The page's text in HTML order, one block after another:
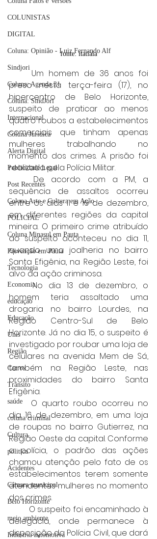
COLUNISTAS
DIGITAL
Coluna: Opinião - Luiz Fernando Alf
Sindjori
Coluna: Agenda 21
Coluna: SindJori
Internacional
Coluna Jurídica
Alerta Digital
Publicidade Legal
Post Recentes
Coluna Arte e Cultura em Ação
POLICIAL
Coluna Minasul em Pauta
Prevenção em Pauta
Tecnologia
Economia
educaçao
Educação
Unis
Região
Carros
Trânsito
saúde
coluna criminal
Cultura
politica
Acidentes
Câmara municipal
Belo Horizonte
meio ambiente
Industria automotiva
fonte: itatiaia
	Um homem de 36 anos foi
preso nesta terça-feira (17), no
hipercentro de Belo Horizonte,
suspeito de praticar ao menos
quatro roubos a estabelecimentos
comerciais que tinham apenas
mulheres trabalhando no
momento dos crimes. A prisão foi
realizada pela Polícia Militar.
	De acordo com a PM, a
sequência de assaltos ocorreu
entre os dias 11 e 16 de dezembro,
em diferentes regiões da capital
mineira. O primeiro crime atribuído
ao suspeito aconteceu no dia 11,
quando uma joalheria no bairro
Santa Efigênia, na Região Leste, foi
alvo da ação criminosa.
	No dia 13 de dezembro, o
homem teria assaltado uma
drogaria no bairro Lourdes, na
Região Centro-Sul de Belo
Horizonte. Já no dia 15, o suspeito é
investigado por roubar uma loja de
celulares na avenida Mem de Sá,
também na Região Leste, nas
proximidades do bairro Santa
Efigênia.
	O quarto roubo ocorreu no
dia 16 de dezembro, em uma loja
de roupas no bairro Gutierrez, na
Região Oeste da capital. Conforme
a polícia, o padrão das ações
chamou atenção pelo fato de os
estabelecimentos terem somente
atendentes mulheres no momento
dos crimes.
delegacia, onde permanece à
disposição da Polícia Civil, que dará